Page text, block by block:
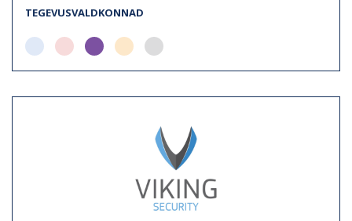
TEGEVUSVALDKONNAD